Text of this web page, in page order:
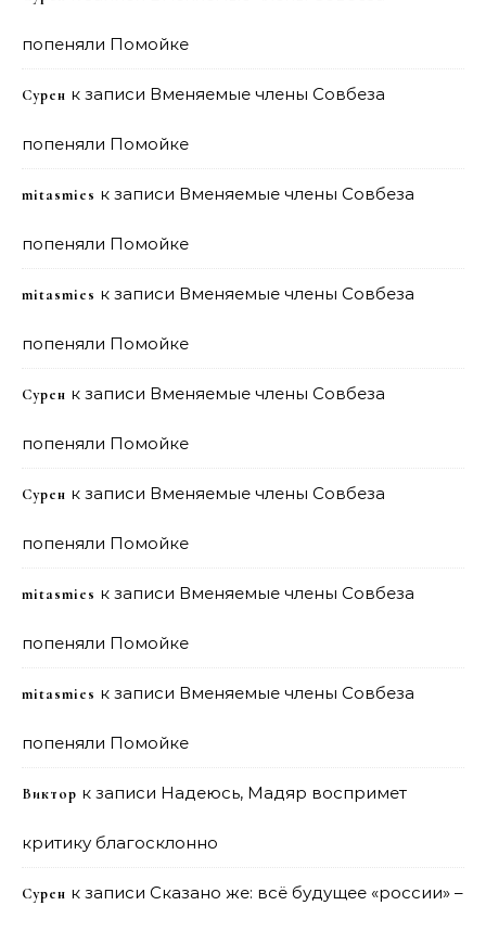
попеняли Помойке
Сурен к записи Вменяемые члены Совбеза
попеняли Помойке
mitasmies к записи Вменяемые члены Совбеза
попеняли Помойке
mitasmies к записи Вменяемые члены Совбеза
попеняли Помойке
Сурен к записи Вменяемые члены Совбеза
попеняли Помойке
Сурен к записи Вменяемые члены Совбеза
попеняли Помойке
mitasmies к записи Вменяемые члены Совбеза
попеняли Помойке
mitasmies к записи Вменяемые члены Совбеза
попеняли Помойке
Виктор к записи Надеюсь, Мадяр воспримет
критику благосклонно
Сурен к записи Сказано же: всё будущее «россии» –